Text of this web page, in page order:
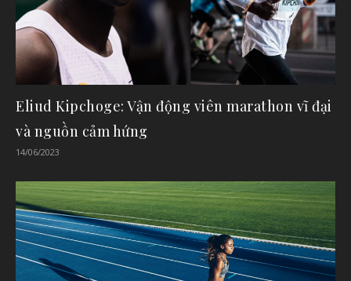
Eliud Kipchoge: Vận động viên marathon vĩ đại
và nguồn cảm hứng
14/06/2023